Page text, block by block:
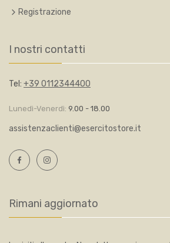
Registrazione
I nostri contatti
Tel: +39 0112344400
Lunedì-Venerdì: 9.00 - 18.00
assistenzaclienti@esercitostore.it
Rimani aggiornato